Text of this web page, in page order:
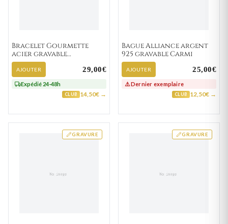
Bracelet Gourmette
acier gravable
Andrejoseph
AJOUTER 29,00€
Expédié 24-48h
CLUB 14,50€ →
Bague Alliance argent
925 gravable Carmi
AJOUTER 25,00€
⚠️ Dernier exemplaire
CLUB 12,50€ →
GRAVURE GRAVURE